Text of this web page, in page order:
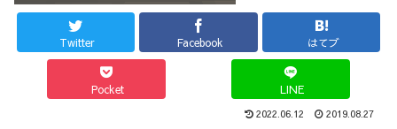
Twitter Facebook はてブ
Pocket LINE
2022.06.12 2019.08.27